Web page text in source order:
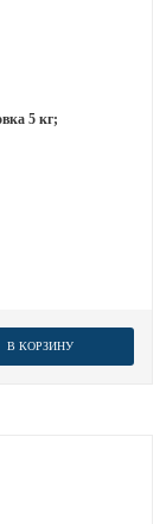
5 кг;
В КОРЗИНУ